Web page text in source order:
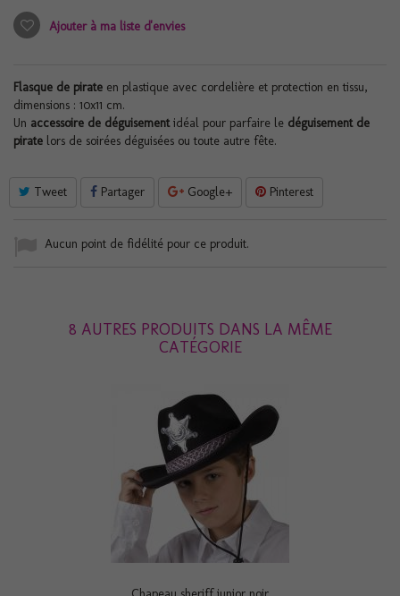
Ajouter à ma liste d'envies
Flasque de pirate en plastique avec cordelière et protection en tissu,
dimensions : 10x11 cm.
Un accessoire de déguisementidéal pour parfaire le déguisement de
pirate lors de soirées déguisées ou toute autre fête.
Tweet Partager Google+ Pinterest
Aucun point de fidélité pour ce produit.
8 AUTRES PRODUITS DANS LA MÊME
CATÉGORIE